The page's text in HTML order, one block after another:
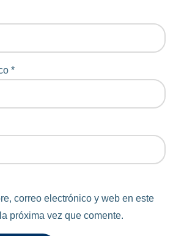
*
correo electrónico y web en este
próxima vez que comente.